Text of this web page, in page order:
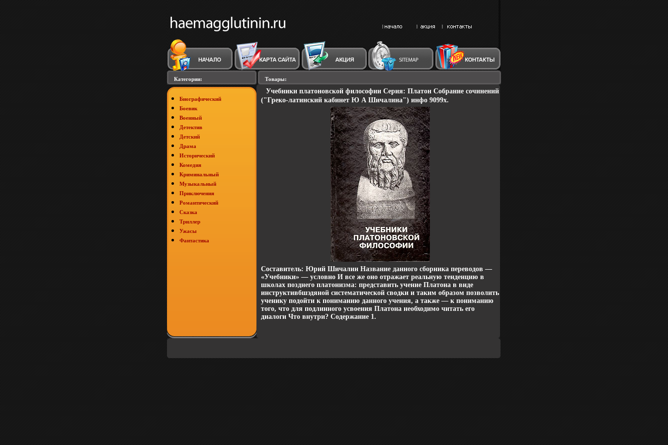
Категории:
Биографический
Боевик
Военный
Детектив
Детский
Драма
Исторический
Комедия
Криминальный
Музыкальный
Приключения
Романтический
Сказка
Триллер
Ужасы
Фантастика
Товары:
Учебники платоновской философии Серия: Платон Собрание сочинений
("Греко-латинский кабинет Ю А Шичалина") инфо 9099x.
Составитель: Юрий Шичалин Название данного сборника переводов —
«Учебники» — условно И все же оно отражает реальную тенденцию в
школах позднего платонизма: представить учение Платона в виде
инструктивбшэдяной систематической сводки и таким образом позволить
ученику подойти к пониманию данного учения, а также — к пониманию
того, что для подлинного усвоения Платона необходимо читать его
диалоги Что внутри? Содержание 1.